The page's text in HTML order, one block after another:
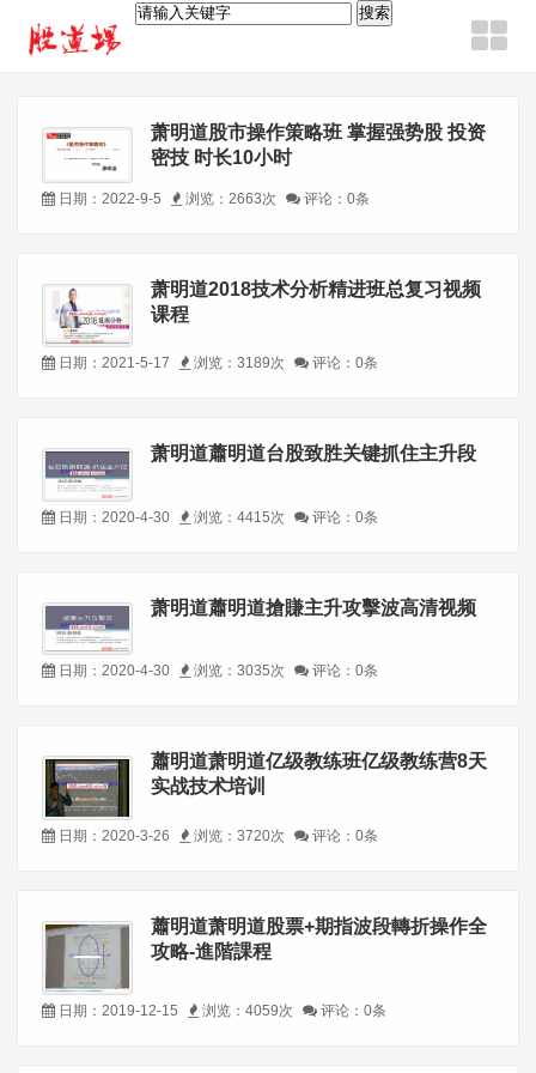
萧明道股市操作策略班 掌握强势股 投资
密技 时长10小时
日期：2022-9-5 浏览：2663次 评论：0条
萧明道2018技术分析精进班总复习视频
课程
日期：2021-5-17 浏览：3189次 评论：0条
萧明道蕭明道台股致胜关键抓住主升段
日期：2020-4-30 浏览：4415次 评论：0条
萧明道蕭明道搶賺主升攻擊波高清视频
日期：2020-4-30 浏览：3035次 评论：0条
蕭明道萧明道亿级教练班亿级教练营8天
实战技术培训
日期：2020-3-26 浏览：3720次 评论：0条
蕭明道萧明道股票+期指波段轉折操作全
攻略-進階課程
日期：2019-12-15 浏览：4059次 评论：0条